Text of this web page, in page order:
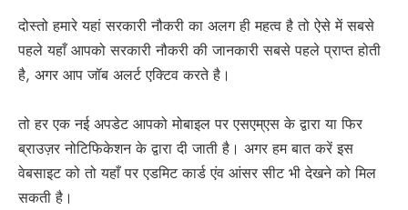
दोस्तो हमारे यहां सरकारी नौकरी का अलग ही महत्व है तो ऐसे में सबसे
पहले यहाँ आपको सरकारी नौकरी की जानकारी सबसे पहले प्राप्त होती
है, अगर आप जॉब अलर्ट एक्टिव करते है।
तो हर एक नई अपडेट आपको मोबाइल पर एसएम्एस के द्वारा या फिर
ब्राउज़र नोटिफिकेशन के द्वारा दी जाती है। अगर हम बात करें इस
वेबसाइट को तो यहाँ पर एडमिट कार्ड एंव आंसर सीट भी देखने को मिल
सकती है।